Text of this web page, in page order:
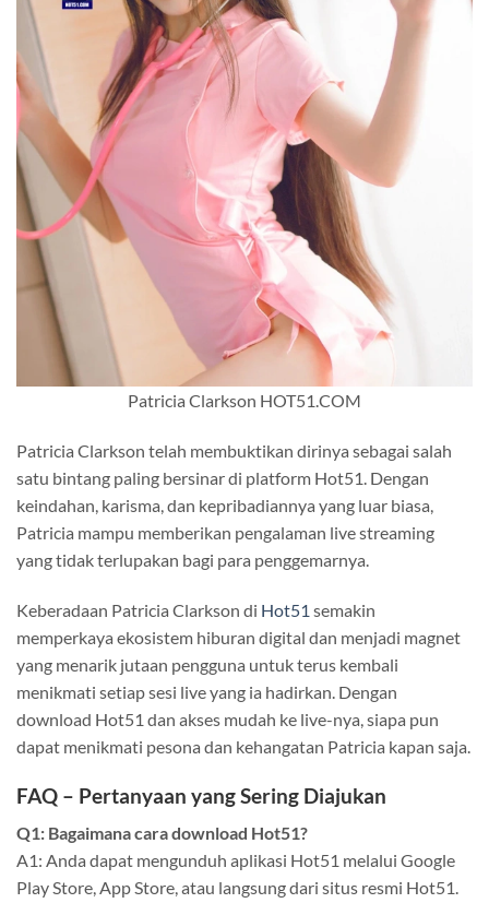
Patricia Clarkson HOT51.COM
Patricia Clarkson telah membuktikan dirinya sebagai salah
satu bintang paling bersinar di platform Hot51. Dengan
keindahan, karisma, dan kepribadiannya yang luar biasa,
Patricia mampu memberikan pengalaman live streaming
yang tidak terlupakan bagi para penggemarnya.
Keberadaan Patricia Clarkson di Hot51 semakin
memperkaya ekosistem hiburan digital dan menjadi magnet
yang menarik jutaan pengguna untuk terus kembali
menikmati setiap sesi live yang ia hadirkan. Dengan
download Hot51 dan akses mudah ke live-nya, siapa pun
dapat menikmati pesona dan kehangatan Patricia kapan saja.
FAQ – Pertanyaan yang Sering Diajukan
Q1: Bagaimana cara download Hot51?
A1: Anda dapat mengunduh aplikasi Hot51 melalui Google
Play Store, App Store, atau langsung dari situs resmi Hot51.